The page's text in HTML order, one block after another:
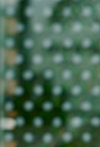
Perez,
mercato